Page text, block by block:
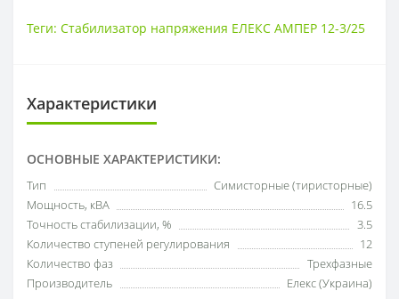
Теги: Стабилизатор напряжения ЕЛЕКС АМПЕР 12-3/25
Характеристики
ОСНОВНЫЕ ХАРАКТЕРИСТИКИ:
Тип
Симисторные (тиристорные)
Мощность, кВА
16.5
Точность стабилизации, %
3.5
Количество ступеней регулирования
12
Количество фаз
Трехфазные
Производитель
Елекс (Украина)